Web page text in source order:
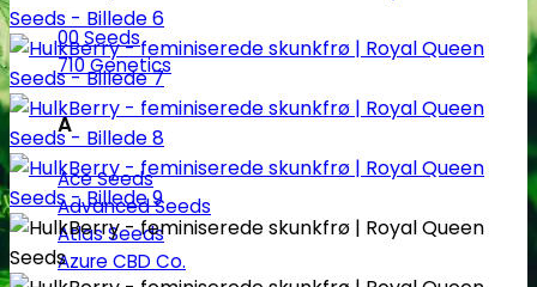
00 Seeds
710 Genetics
A
Ace Seeds
Advanced Seeds
Atlas Seeds
Azure CBD Co.